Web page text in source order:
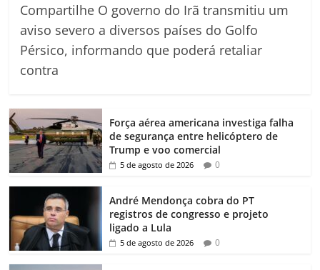
Compartilhe O governo do Irã transmitiu um
aviso severo a diversos países do Golfo
Pérsico, informando que poderá retaliar
contra
Força aérea americana investiga falha
de segurança entre helicóptero de
Trump e voo comercial
5 de agosto de 2026 0
André Mendonça cobra do PT
registros de congresso e projeto
ligado a Lula
5 de agosto de 2026 0